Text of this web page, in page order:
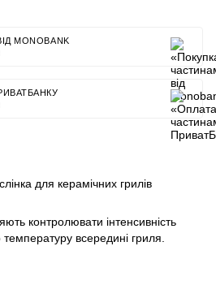
MONOBANK
для керамічних грилів
контролювати інтенсивність
температуру всередині гриля.